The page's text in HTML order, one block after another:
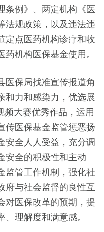
条例》 、两定机构《医
法规政策 ，以及违法违
定点医药机构诊疗和收
机构医保基金使用。
医保局找准宣传报道角
和力和感染力，优选展
频大赛优秀作品，运用
传医保基金监管惩恶扬
安全人人受益，充分调
安全的积极性和主动
监管工作机制，强化社
府与社会监督的良性互
对医保改革的预期，提
理解度和满意感。